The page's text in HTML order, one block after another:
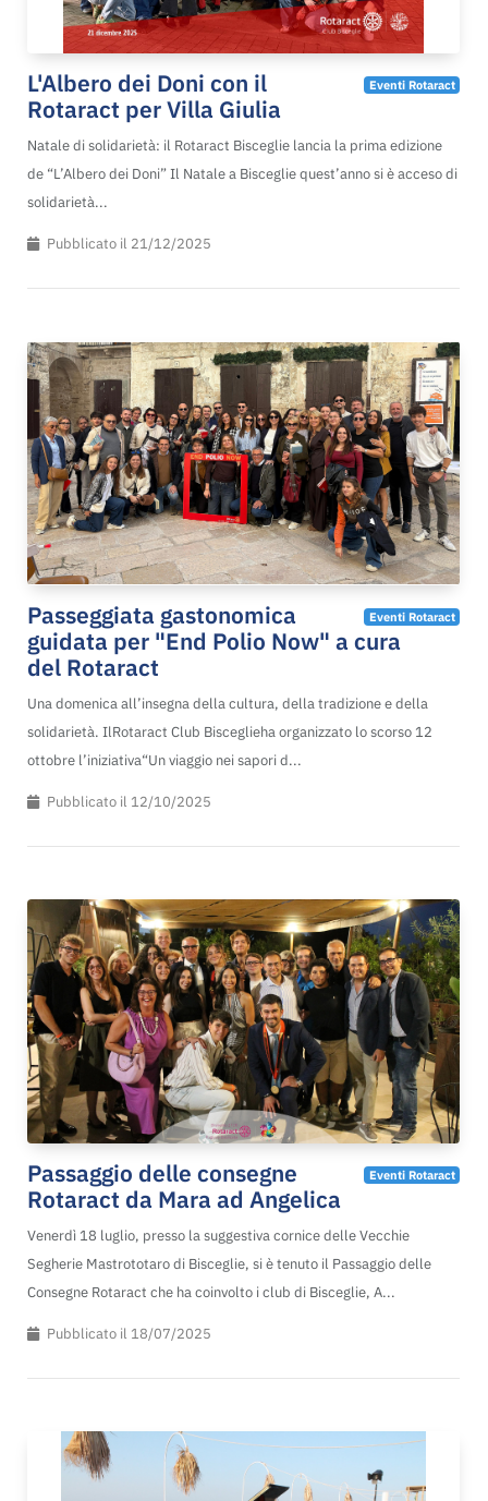
Eventi Rotaract
L'Albero dei Doni con il
Rotaract per Villa Giulia
Natale di solidarietà: il Rotaract Bisceglie lancia la prima edizione
de “L’Albero dei Doni” Il Natale a Bisceglie quest’anno si è acceso di
solidarietà...
Pubblicato il 21/12/2025
Eventi Rotaract
Passeggiata gastonomica
guidata per "End Polio Now" a cura
del Rotaract
Una domenica all’insegna della cultura, della tradizione e della
solidarietà. IlRotaract Club Bisceglieha organizzato lo scorso 12
ottobre l’iniziativa“Un viaggio nei sapori d...
Pubblicato il 12/10/2025
Eventi Rotaract
Passaggio delle consegne
Rotaract da Mara ad Angelica
Venerdì 18 luglio, presso la suggestiva cornice delle Vecchie
Segherie Mastrototaro di Bisceglie, si è tenuto il Passaggio delle
Consegne Rotaract che ha coinvolto i club di Bisceglie, A...
Pubblicato il 18/07/2025